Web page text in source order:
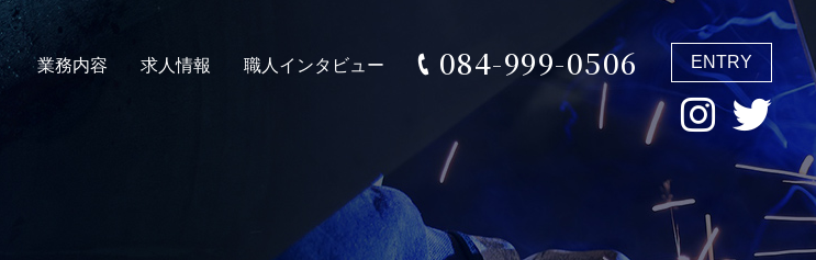
業務内容 求人情報 職人インタビュー 084-999-0506 ENTRY